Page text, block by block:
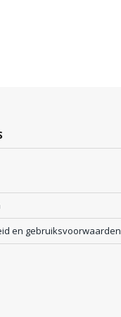
en gebruiksvoorwaarden